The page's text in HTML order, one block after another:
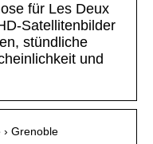
für Les Deux
Satellitenbilder
stündliche
und
Grenoble